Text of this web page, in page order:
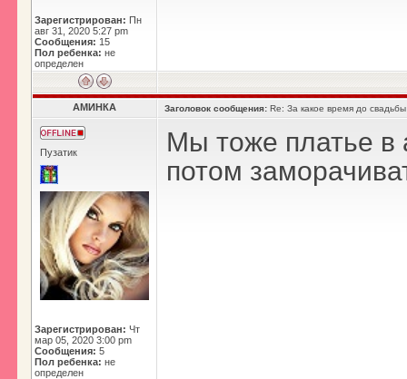
Зарегистрирован: Пн
авг 31, 2020 5:27 pm
Сообщения: 15
Пол ребенка: не
определен
АМИНКА Заголовок сообщения: Re: За какое время до
Пузатик
Зарегистрирован: Чт
мар 05, 2020 3:00 pm
Сообщения: 5
Пол ребенка: не
определен
Мы тоже платье в
потом